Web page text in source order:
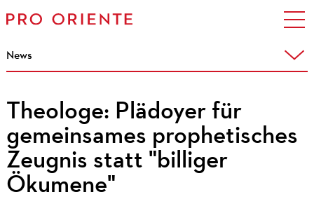
News
Theologe: Plädoyer für
gemeinsames prophetisches
Zeugnis statt "billiger
Ökumene"